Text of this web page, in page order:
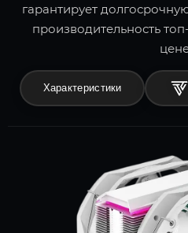
гарантирует
производительность
Характеристики